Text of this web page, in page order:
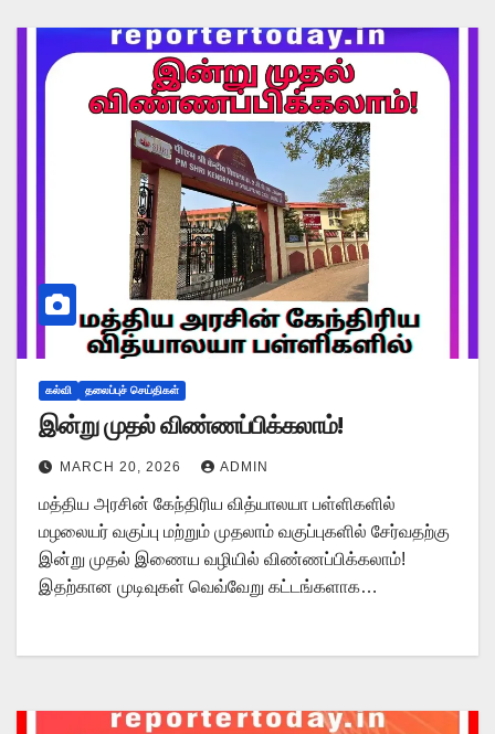
கல்வி தலைப்புச் செய்திகள்
இன்று முதல் விண்ணப்பிக்கலாம்!
MARCH 20, 2026 ADMIN
மத்திய அரசின் கேந்திரிய வித்யாலயா பள்ளிகளில்
மழலையர் வகுப்பு மற்றும் முதலாம் வகுப்புகளில் சேர்வதற்கு
இன்று முதல் இணைய வழியில் விண்ணப்பிக்கலாம்!
இதற்கான முடிவுகள் வெவ்வேறு கட்டங்களாக…